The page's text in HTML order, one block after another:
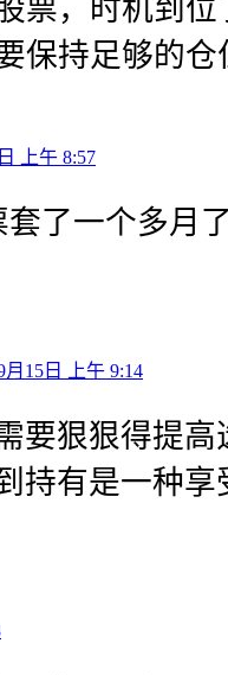
票，时机到
保持足够的仓
上午 8:57
套了一个多月
月15日 上午 9:14
要狠狠得提
持有是一种